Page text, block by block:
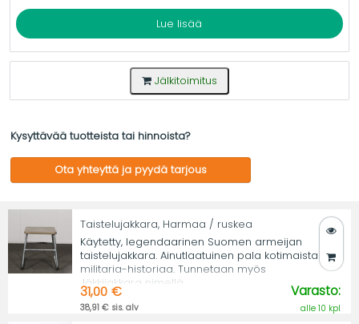
Lue lisää
Jälkitoimitus
Kysyttävää tuotteista tai hinnoista?
Ota yhteyttä ja pyydä tarjous
Taistelujakkara, Harmaa / ruskea
Käytetty, legendaarinen Suomen armeijan
taistelujakkara. Ainutlaatuinen pala kotimaista
militaria-historiaa. Tunnetaan myös
Jäkkijakkara nimellä.
31,00 €
38,91 € sis. alv
Varasto:
alle 10 kpl